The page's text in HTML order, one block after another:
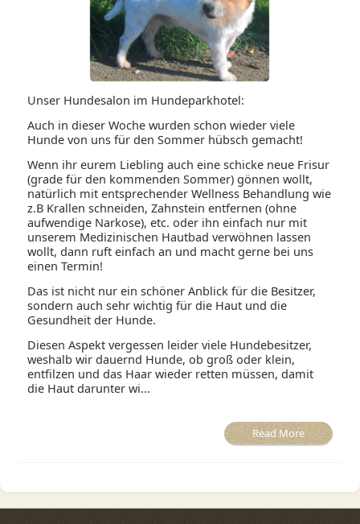
Unser Hundesalon im Hundeparkhotel:
Auch in dieser Woche wurden schon wieder viele
Hunde von uns für den Sommer hübsch gemacht!
Wenn ihr eurem Liebling auch eine schicke neue Frisur
(grade für den kommenden Sommer) gönnen wollt,
natürlich mit entsprechender Wellness Behandlung wie
z.B Krallen schneiden, Zahnstein entfernen (ohne
aufwendige Narkose), etc. oder ihn einfach nur mit
unserem Medizinischen Hautbad verwöhnen lassen
wollt, dann ruft einfach an und macht gerne bei uns
einen Termin!
Das ist nicht nur ein schöner Anblick für die Besitzer,
sondern auch sehr wichtig für die Haut und die
Gesundheit der Hunde.
Diesen Aspekt vergessen leider viele Hundebesitzer,
weshalb wir dauernd Hunde, ob groß oder klein,
entfilzen und das Haar wieder retten müssen, damit
die Haut darunter wi...
Read More